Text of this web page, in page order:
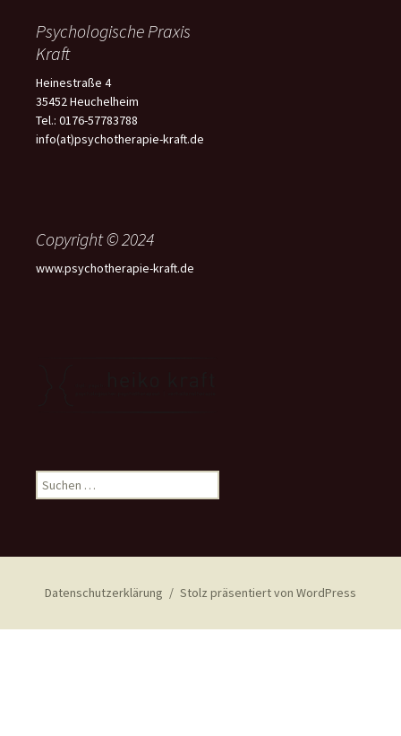
Psychologische Praxis
Kraft
Heinestraße 4
35452 Heuchelheim
Tel.: 0176-57783788
info(at)psychotherapie-kraft.de
Copyright © 2024
www.psychotherapie-kraft.de
Suchen
nach:
Datenschutzerklärung Stolz präsentiert von WordPress